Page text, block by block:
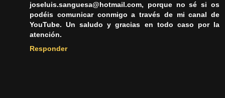
joseluis.sanguesa@hotmail.com, porque no sé si os
podéis comunicar conmigo a través de mi canal de
YouTube. Un saludo y gracias en todo caso por la
atención.
Responder